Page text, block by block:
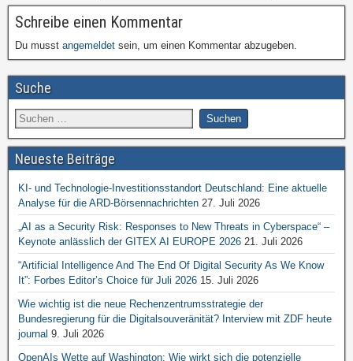
Schreibe einen Kommentar
Du musst angemeldet sein, um einen Kommentar abzugeben.
Suche
Neueste Beiträge
KI- und Technologie-Investitionsstandort Deutschland: Eine aktuelle
Analyse für die ARD-Börsennachrichten 27. Juli 2026
„AI as a Security Risk: Responses to New Threats in Cyberspace“ –
Keynote anlässlich der GITEX AI EUROPE 2026 21. Juli 2026
“Artificial Intelligence And The End Of Digital Security As We Know
It”: Forbes Editor’s Choice für Juli 2026 15. Juli 2026
Wie wichtig ist die neue Rechenzentrumsstrategie der
Bundesregierung für die Digitalsouveränität? Interview mit ZDF heute
journal 9. Juli 2026
OpenAIs Wette auf Washington: Wie wirkt sich die potenzielle